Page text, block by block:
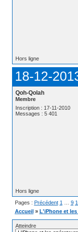
Hors ligne
18-12-
Qoh-Qolah
Membre
Inscription : 17-11-2010
Messages : 5 401
Hors ligne
Pages : Précédent 1 9
Accueil » L'iPhone et
Atteindre